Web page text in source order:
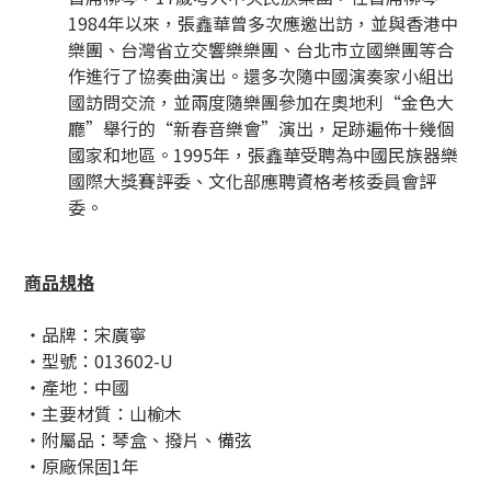
1984年以來，張鑫華曾多次應邀出訪，並與香港中
樂團、台灣省立交響樂樂團、台北市立國樂團等合
作進行了協奏曲演出。還多次隨中國演奏家小組出
國訪問交流，並兩度隨樂團參加在奧地利“金色大
廳”舉行的“新春音樂會”演出，足跡遍佈十幾個
國家和地區。1995年，張鑫華受聘為中國民族器樂
國際大獎賽評委、文化部應聘資格考核委員會評
委。
商品規格
・品牌：宋廣寧
・型號：013602-U
・產地：中國
・主要材質：山榆木
・附屬品：琴盒、撥片、備弦
・原廠保固1年